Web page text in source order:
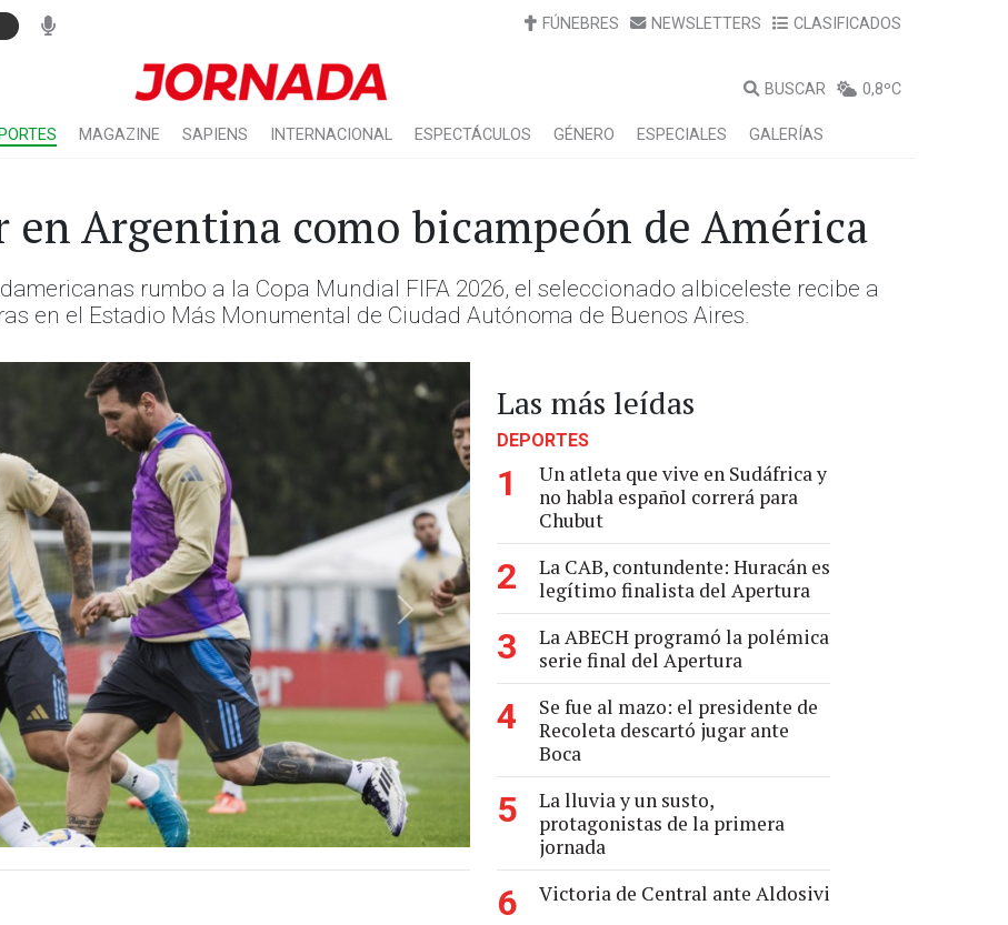
FÚNEBRES NEWSLETTERS CLASIFICADOS
BUSCAR 0,8ºC
MAGAZINE SAPIENS INTERNACIONAL ESPECTÁCULOS GÉNERO ESPECIALES GALERÍAS
en Argentina como bicampeón de América
rumbo a la Copa Mundial FIFA 2026, el seleccionado albiceleste recibe a
en el Estadio Más Monumental de Ciudad Autónoma de Buenos Aires.
Siguiente
Las más leídas
DEPORTES
1
Un atleta que vive en Sudáfrica y
no habla español correrá para
Chubut
2
La CAB, contundente: Huracán es
legítimo finalista del Apertura
3
La ABECH programó la polémica
serie final del Apertura
4
Se fue al mazo: el presidente de
Recoleta descartó jugar ante
Boca
5
La lluvia y un susto,
protagonistas de la primera
jornada
6 Victoria de Central ante Aldosivi